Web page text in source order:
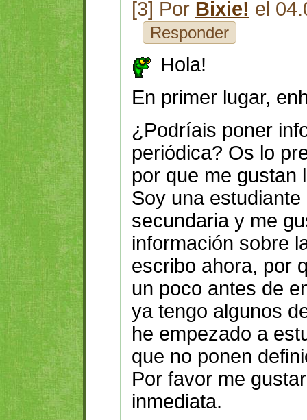
[3] Por Bixie! el
Responder
Hola!
En primer lugar,
¿Podríais poner
periódica? Os lo
por que me gustan
Soy una
secundaria y me
información sobre
escribo ahora, por
un poco antes de
ya tengo algunos
he empezado a
que no ponen
Por favor me
inmediata.